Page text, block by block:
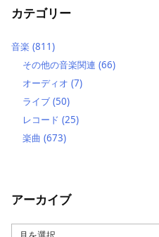
カテゴリー
音楽 (811)
その他の音楽関連 (66)
オーディオ (7)
ライブ (50)
レコード (25)
楽曲 (673)
アーカイブ